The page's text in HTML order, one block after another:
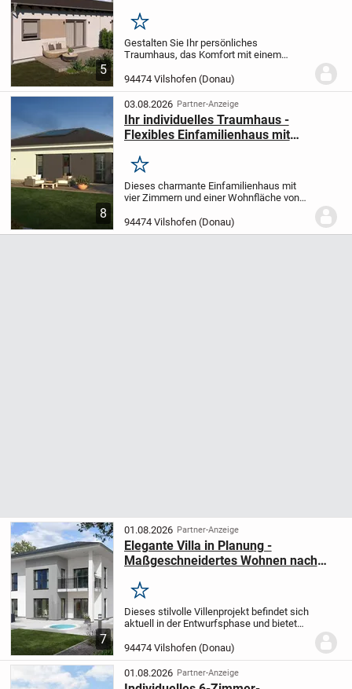
5
Merken
Gestalten Sie Ihr persönliches
Traumhaus, das Komfort mit einem
verbindet. Dieses ebenerdige
Einfamilienhaus mit einer Wohnfläche von
42,90 m² kann exakt nach Ihren...
94474 Vilshofen (Donau)
8
03.08.2026 Partner-Anzeige
Ihr individuelles Traumhaus -
Flexibles Einfamilienhaus mit
umfassendem Service
Merken
Dieses charmante Einfamilienhaus mit
vier Zimmern und einer Wohnfläche von
geplant und exakt nach Ihren Wünschen
realisiert. Das eingeschossige Wohnhaus
94474 Vilshofen (Donau)
7
01.08.2026 Partner-Anzeige
Elegante Villa in Planung -
Maßgeschneidertes Wohnen nach
Merken
Dieses stilvolle Villenprojekt befindet sich
aktuell in der Entwurfsphase und bietet
Wohnfläche von 158,39 m². Es umfasst
zwei weitläufige Wohnzimmer, drei
behagliche...
94474 Vilshofen (Donau)
01.08.2026 Partner-Anzeige